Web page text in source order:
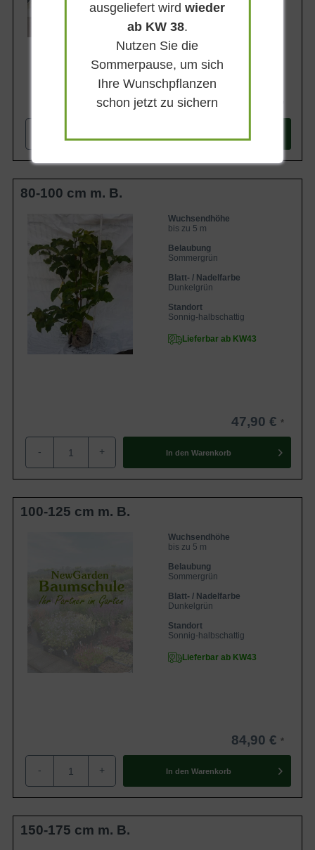
Lieferbar
80-100 cm m. B.
Wuchsendhöhe
bis zu 5 m
Belaubung
Sommergrün
Blatt- / Nadelfarbe
Dunkelgrün
Standort
Sonnig-halbschattig
Lieferbar ab KW43
47,90 €
- + In den Warenkorb
100-125 cm m. B.
Wuchsendhöhe
bis zu 5 m
Belaubung
Sommergrün
Blatt- / Nadelfarbe
Dunkelgrün
Standort
Sonnig-halbschattig
Lieferbar ab KW43
84,90 €
- + In den Warenkorb
150-175 cm m. B.
ausgeliefert wirdwieder
ab KW 38.
Nutzen Sie die
Sommerpause, um sich
Ihre Wunschpflanzen
schon jetzt zu sichern